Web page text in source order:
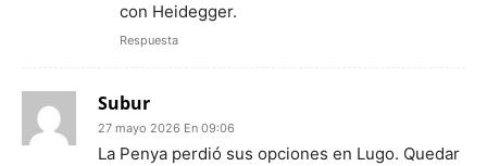
con Heidegger.
Respuesta
Subur
27 mayo 2026 En 09:06
La Penya perdió sus opciones en Lugo. Quedar